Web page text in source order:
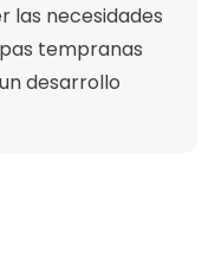
las necesidades
tempranas
desarrollo